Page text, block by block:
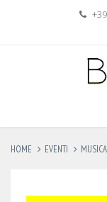
HOME EVENTI MUSICA